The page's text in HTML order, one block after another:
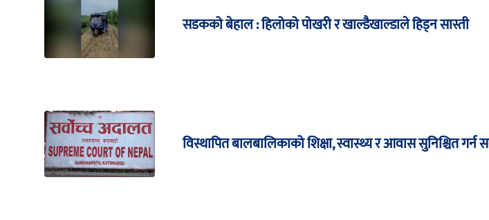
सडकको बेहाल : हिलोको पोखरी र खाल्डैखाल्डाले हिड्न सास्ती
विस्थापित बालबालिकाको शिक्षा, स्वास्थ्य र आवास सुनिश्चित